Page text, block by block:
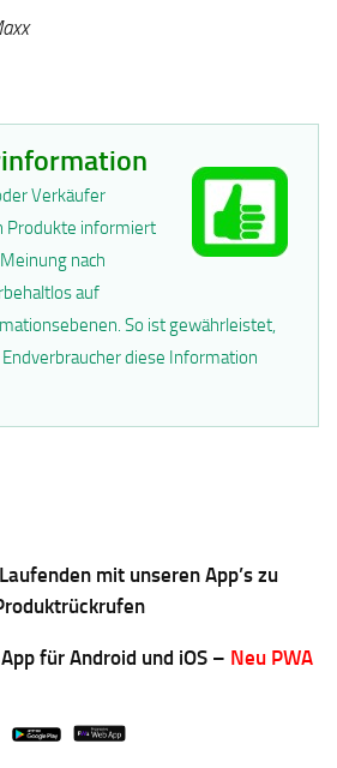
Verkäufer
Produkte informiert
nach
auf
So ist gewährleistet,
diese Information
mit unseren App’s zu
für Android und iOS – Neu PWA